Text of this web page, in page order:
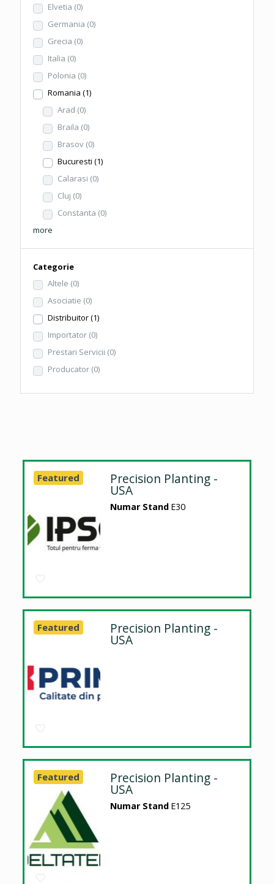
Elvetia (0)
Germania (0)
Grecia (0)
Italia (0)
Polonia (0)
Romania (1)
Arad (0)
Braila (0)
Brasov (0)
Bucuresti (1)
Calarasi (0)
Cluj (0)
Constanta (0)
more
Categorie
Altele (0)
Asociatie (0)
Distribuitor(1)
Importator (0)
Prestari Servicii (0)
Producator (0)
Precision Planting -
USA
Numar Stand E30
Featured
Precision Planting -
USA
Featured
Precision Planting -
USA
Numar Stand E125
Featured